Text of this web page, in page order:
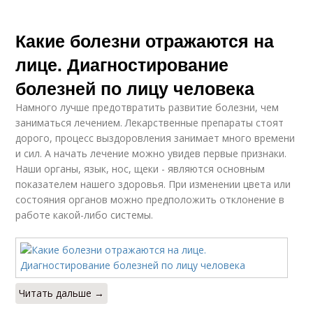
Какие болезни отражаются на
лице. Диагностирование
болезней по лицу человека
Намного лучше предотвратить развитие болезни, чем
заниматься лечением. Лекарственные препараты стоят
дорого, процесс выздоровления занимает много времени
и сил. А начать лечение можно увидев первые признаки.
Наши органы, язык, нос, щеки - являются основным
показателем нашего здоровья. При изменении цвета или
состояния органов можно предположить отклонение в
работе какой-либо системы.
Читать дальше →